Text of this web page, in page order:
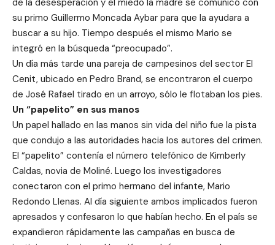
su primo Guillermo Moncada Aybar para que la ayudara a
buscar a su hijo. Tiempo después el mismo Mario se
integró en la búsqueda “preocupado”.
Un día más tarde una pareja de campesinos del sector El
Cenit, ubicado en Pedro Brand, se encontraron el cuerpo
de José Rafael tirado en un arroyo, sólo le flotaban los pies.
Un “papelito” en sus manos
Un papel hallado en las manos sin vida del niño fue la pista
que condujo a las autoridades hacia los autores del crimen.
El “papelito” contenía el número telefónico de Kimberly
Caldas, novia de Moliné. Luego los investigadores
conectaron con el primo hermano del infante, Mario
Redondo Llenas. Al día siguiente ambos implicados fueron
apresados y confesaron lo que habían hecho. En el país se
expandieron rápidamente las campañas en busca de